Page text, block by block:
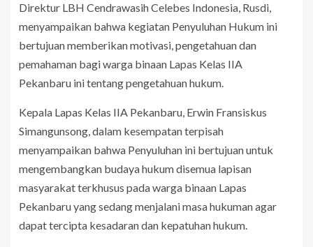
Direktur LBH Cendrawasih Celebes Indonesia, Rusdi,
menyampaikan bahwa kegiatan Penyuluhan Hukum ini
bertujuan memberikan motivasi, pengetahuan dan
pemahaman bagi warga binaan Lapas Kelas IIA
Pekanbaru ini tentang pengetahuan hukum.
Kepala Lapas Kelas IIA Pekanbaru, Erwin Fransiskus
Simangunsong, dalam kesempatan terpisah
menyampaikan bahwa Penyuluhan ini bertujuan untuk
mengembangkan budaya hukum disemua lapisan
masyarakat terkhusus pada warga binaan Lapas
Pekanbaru yang sedang menjalani masa hukuman agar
dapat tercipta kesadaran dan kepatuhan hukum.